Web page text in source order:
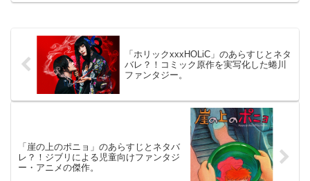
「ホリックxxxHOLiC」のあらすじとネタ
バレ？！コミック原作を実写化した蜷川
ファンタジー。
「崖の上のポニョ」のあらすじとネタバ
レ？！ジブリによる児童向けファンタジ
ー・アニメの傑作。